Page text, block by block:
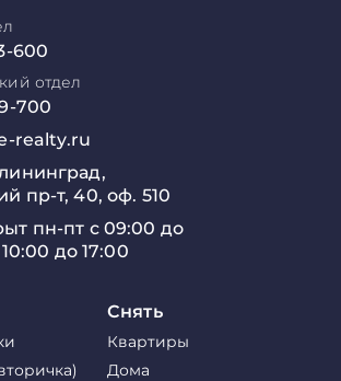
600
отдел
700
realty.ru
пр-т, 40, оф. 510
пн-пт с 09:00 до
до 17:00
Снять
Квартиры
Дома